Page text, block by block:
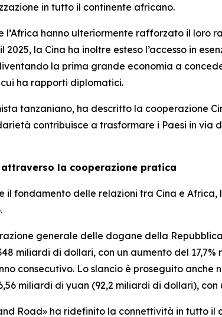
in tutto il continente africano.
l’Africa hanno ulteriormente rafforzato il
2025, la Cina ha inoltre esteso l’accesso in
la prima grande economia a
ha rapporti diplomatici.
tanzaniano, ha descritto la cooperazione
contribuisce a trasformare i Paesi in
la cooperazione pratica
il fondamento delle relazioni tra Cina e
generale delle dogane della
miliardi di dollari, con un aumento del
consecutivo. Lo slancio è proseguito
miliardi di yuan (92,2 miliardi di dollari),
Road» ha ridefinito la connettività in